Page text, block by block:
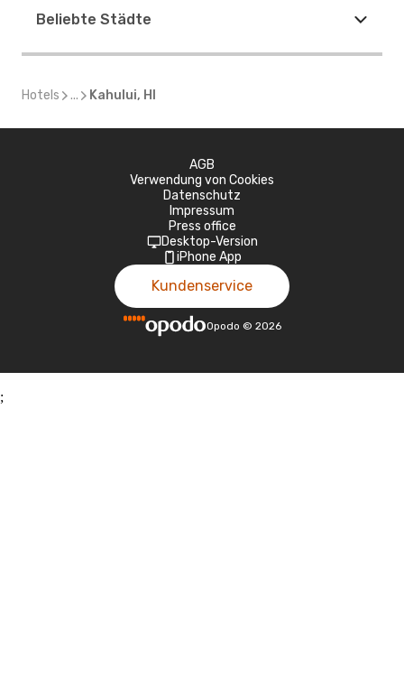
Beliebte Städte
Hotels ... Kahului, HI
AGB
Verwendung von Cookies
Datenschutz
Impressum
Press office
Desktop-Version
iPhone App
Kundenservice
Opodo © 2026
;